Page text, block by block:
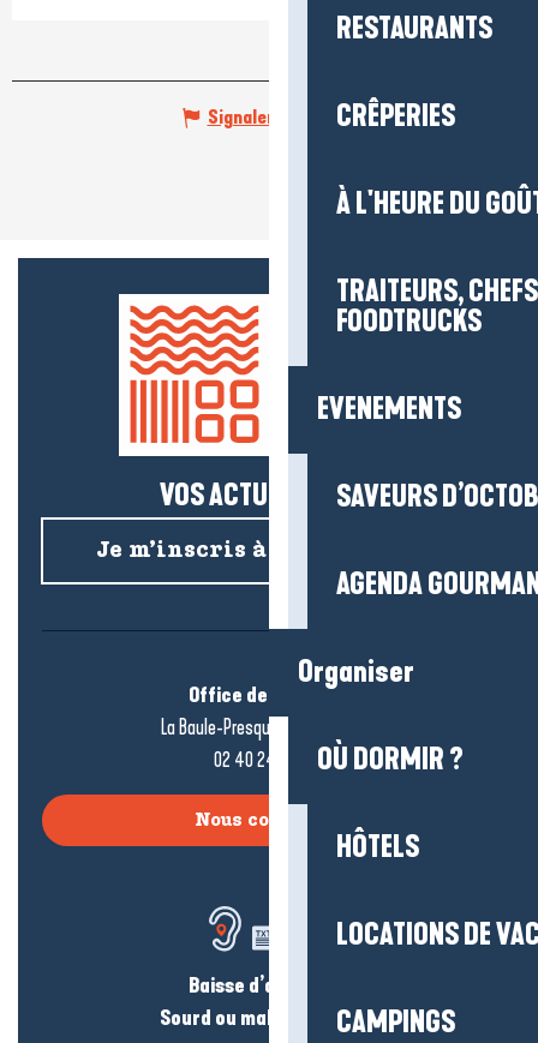
RESTAURANTS
CRÊPERIES
À L'HEURE DU
TRAITEURS,
FOODTRUCKS
EVENEMENTS
SAVEURS
AGENDA
Organiser
OÙ DORMIR ?
HÔTELS
LOCATIONS DE
CAMPINGS
Signaler une erreur
VOS ACTUS SALÉES !
Je m’inscris à la newsletter
Office de tourisme
La Baule-Presqu’île de Guérande
02 40 24 34 44
Nous contacter
Baisse d’audition ?
Sourd ou malentendant ?